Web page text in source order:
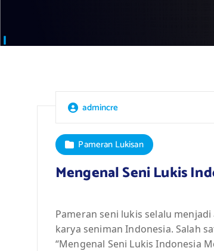
admincre
Pameran Lukisan
Mengenal Seni Lukis
Pameran seni lukis selalu
karya seniman Indonesia. Salah
“Mengenal Seni Lukis Indonesia